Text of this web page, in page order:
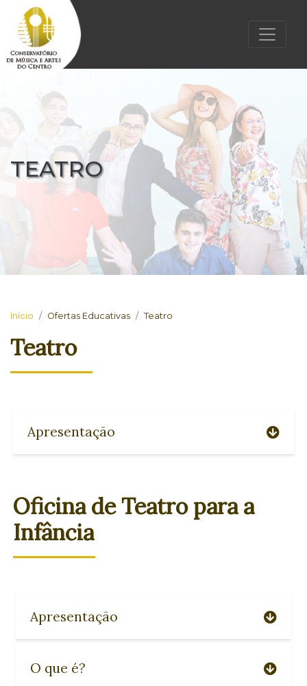
TEATRO
Início Ofertas Educativas Teatro
Teatro
Apresentação
Oficina de Teatro para a
Infância
Apresentação
O que é?